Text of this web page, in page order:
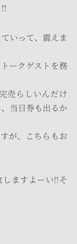
いって、震えま
ークゲストを務
売らしいんだけ
当日券も出るか
が、こちらもお
ますよーい!!そ